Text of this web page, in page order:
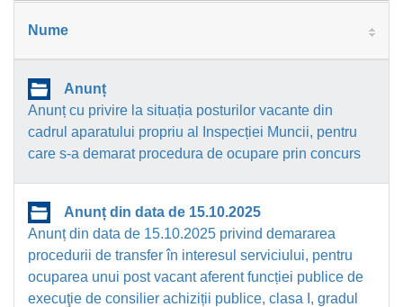
Nume
Anunț
Anunț cu privire la situația posturilor vacante din
cadrul aparatului propriu al Inspecției Muncii, pentru
care s-a demarat procedura de ocupare prin concurs
Anunț din data de 15.10.2025
Anunț din data de 15.10.2025 privind demararea
procedurii de transfer în interesul serviciului, pentru
ocuparea unui post vacant aferent funcției publice de
execuţie de consilier achiziții publice, clasa I, gradul